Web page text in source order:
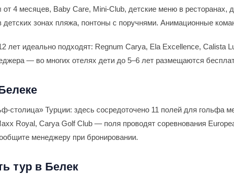
от 4 месяцев, Baby Care, Mini-Club, детские меню в ресторанах,
зонах пляжа, понтоны с поручнями. Анимационные
лет идеально подходят: Regnum Carya, Ela Excellence, Calista
— во многих отелях дети до 5–6 лет размещаются
столица» Турции: здесь сосредоточено 11 полей для гольфа
Royal, Carya Golf Club — поля проводят соревнования
менеджеру при бронировании.
тур в Белек